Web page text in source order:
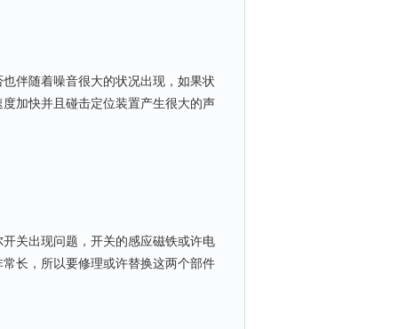
随着噪音很大的状况出现，如果状
加快并且碰击定位装置产生很大的声
关出现问题，开关的感应磁铁或许电
长，所以要修理或许替换这两个部件